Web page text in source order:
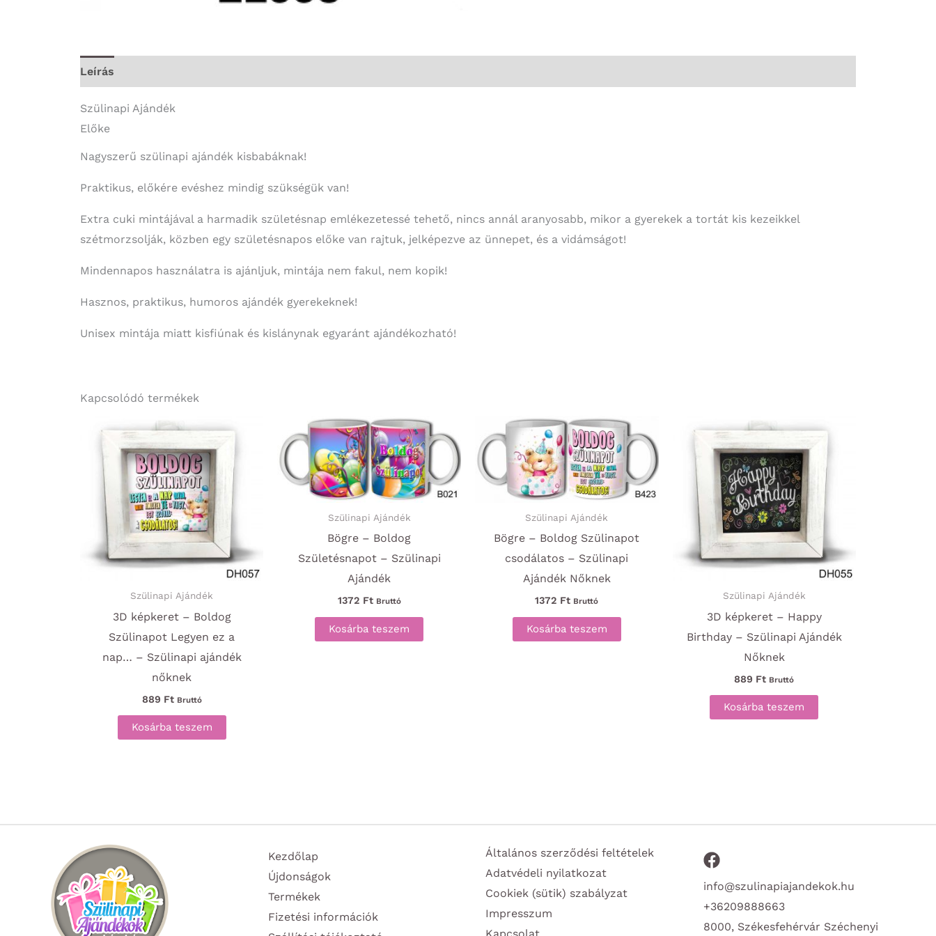
Leírás
Szülinapi Ajándék
Előke
Nagyszerű szülinapi ajándék kisbabáknak!
Praktikus, előkére evéshez mindig szükségük van!
Extra cuki mintájával a harmadik születésnap emlékezetessé tehető, nincs annál aranyosabb, mikor a gyerekek a tortát kis kezeikkel
szétmorzsolják, közben egy születésnapos előke van rajtuk, jelképezve az ünnepet, és a vidámságot!
Mindennapos használatra is ajánljuk, mintája nem fakul, nem kopik!
Hasznos, praktikus, humoros ajándék gyerekeknek!
Unisex mintája miatt kisfiúnak és kislánynak egyaránt ajándékozható!
Kapcsolódó termékek
Szülinapi Ajándék
3D képkeret – Boldog
Szülinapot Legyen ez a
nap… – Szülinapi ajándék
nőknek
889 Ft Bruttó
Kosárba teszem
Szülinapi Ajándék
Bögre – Boldog
Születésnapot – Szülinapi
Ajándék
1372 Ft Bruttó
Kosárba teszem
Szülinapi Ajándék
Bögre – Boldog Szülinapot
csodálatos – Szülinapi
Ajándék Nőknek
1372 Ft Bruttó
Kosárba teszem
Szülinapi Ajándék
3D képkeret – Happy
Birthday – Szülinapi Ajándék
Nőknek
889 Ft Bruttó
Kosárba teszem
Kezdőlap
Újdonságok
Termékek
Fizetési információk
Általános szerződési feltételek
Adatvédeli nyilatkozat
Cookiek (sütik) szabályzat
Impresszum
Kapcsolat
info@szulinapiajandekok.hu
+36209888663
8000, Székesfehérvár Széchenyi